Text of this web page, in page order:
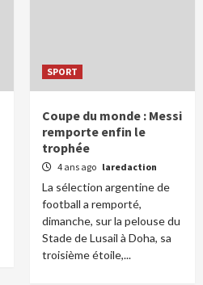
SPORT
Coupe du monde : Messi
remporte enfin le
trophée
4 ans ago laredaction
La sélection argentine de
football a remporté,
dimanche, sur la pelouse du
Stade de Lusail à Doha, sa
troisième étoile,...